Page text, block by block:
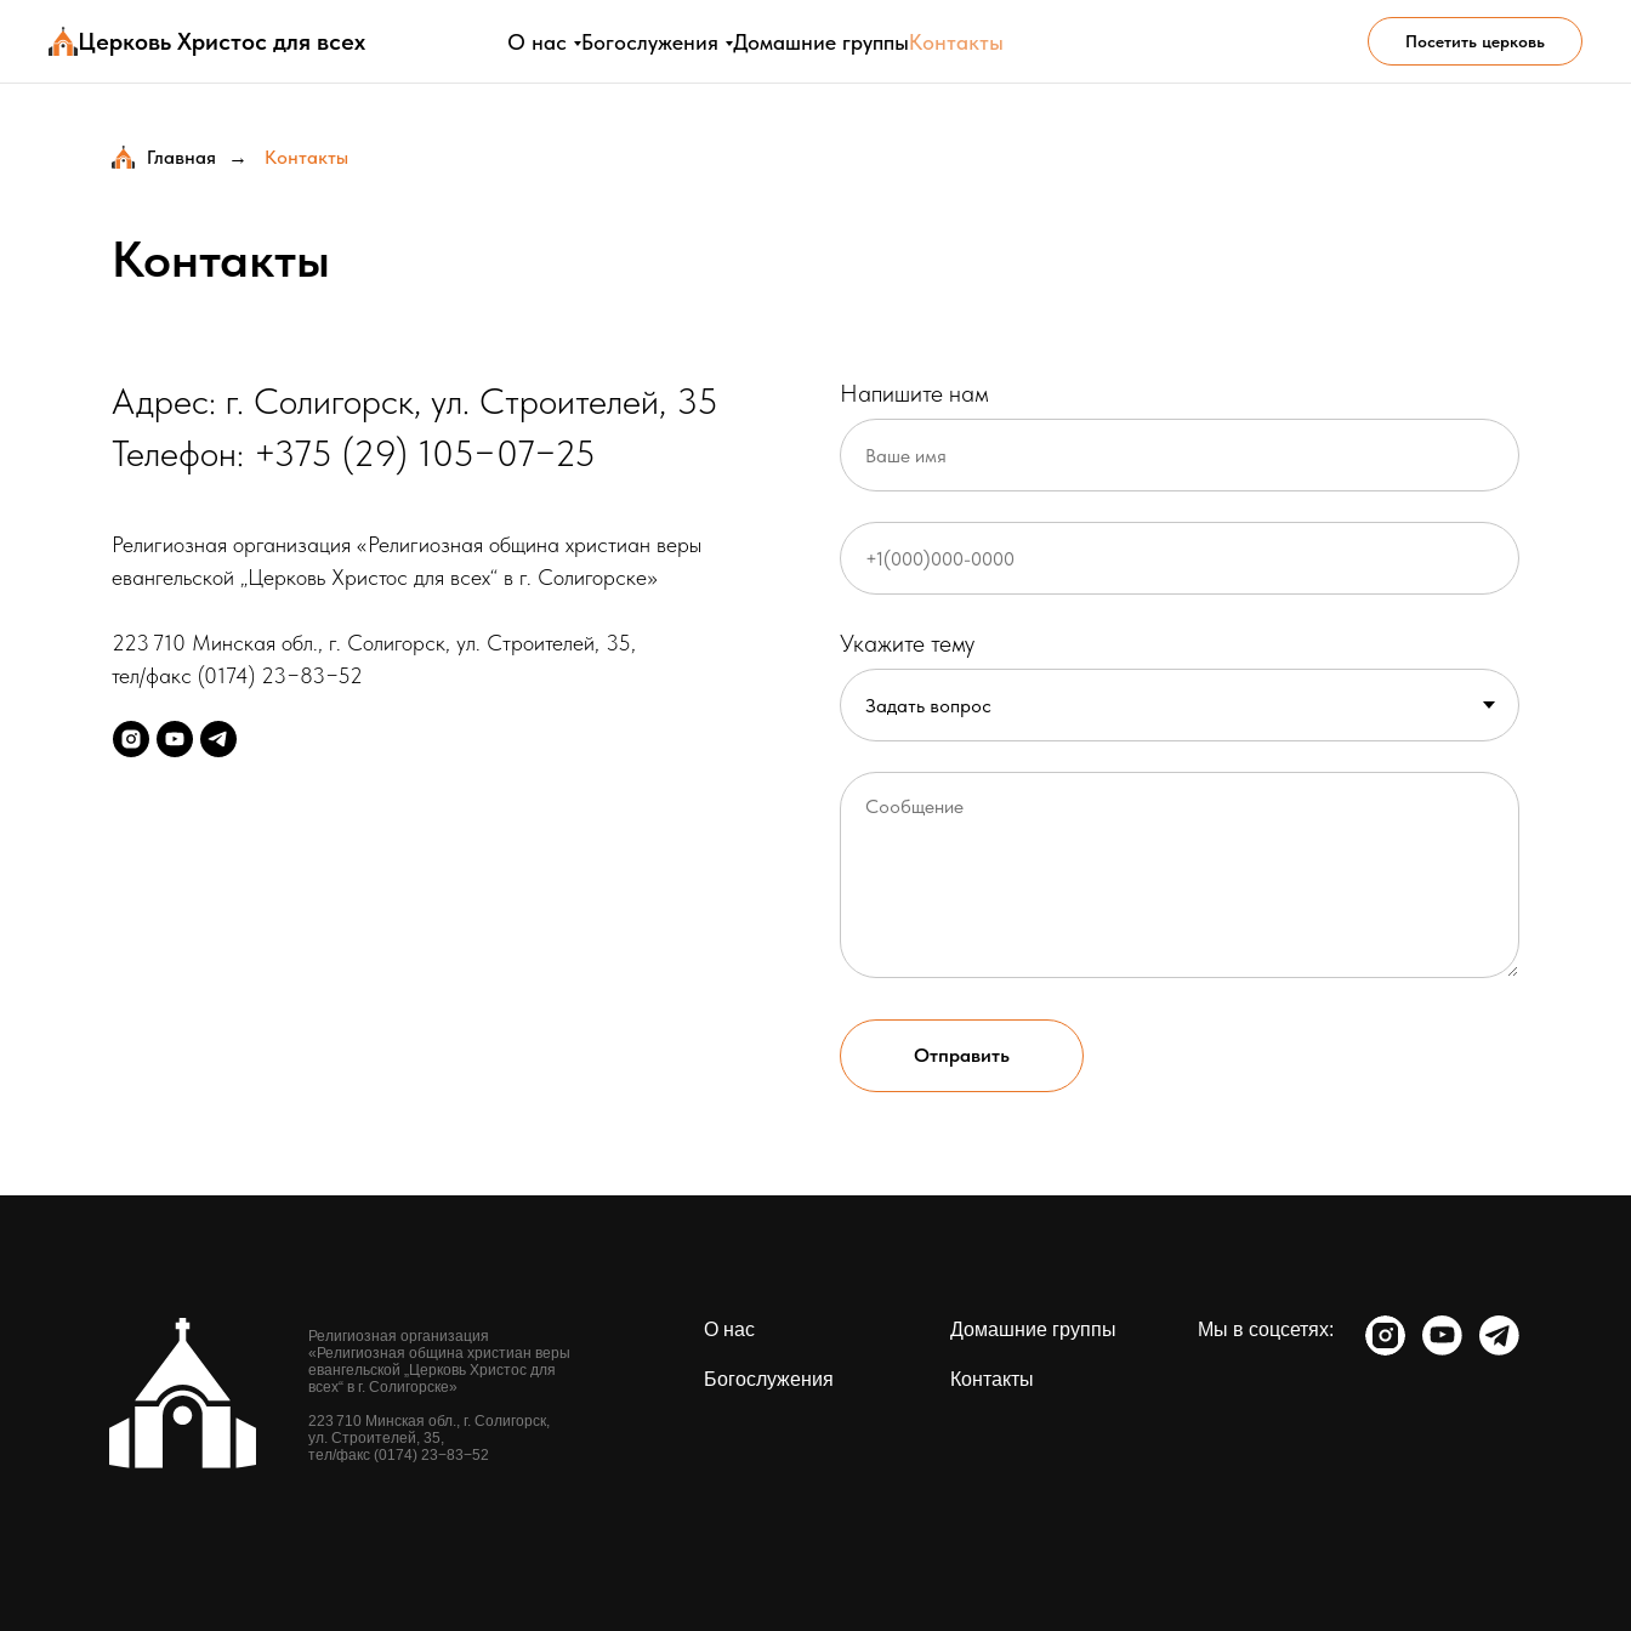
Церковь Христос для всех О нас Богослужения Домашние группыКонтакты Посетить церковь
Главная → Контакты
Контакты
Адрес: г. Солигорск, ул. Строителей, 35
Телефон: +375 (29) 105−07−25
Религиозная организация «Религиозная община христиан веры
евангельской „Церковь Христос для всех“ в г. Солигорске»
223 710 Минская обл., г. Солигорск, ул. Строителей, 35,
тел/факс (0174) 23−83−52
Напишите нам
Укажите тему
Отправить
Мы в соцсетях:
О нас
Богослужения
Домашние группы
Контакты
Религиозная организация
«Религиозная община христиан веры
евангельской „Церковь Христос для
всех“ в г. Солигорске»
223 710 Минская обл., г. Солигорск,
ул. Строителей, 35,
тел/факс (0174) 23−83−52